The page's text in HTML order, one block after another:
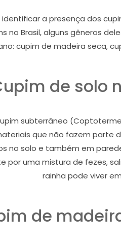
a presença dos
no Brasil, alguns gêneros
cupim de madeira seca,
de solo
subterrâneo
que não fazem parte
no solo e também em
por uma mistura de fezes,
rainha pode viver
de